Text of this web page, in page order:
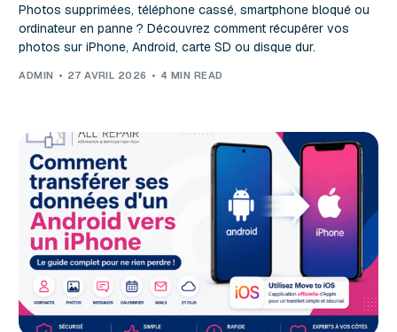
Photos supprimées, téléphone cassé, smartphone bloqué ou
ordinateur en panne ? Découvrez comment récupérer vos
photos sur iPhone, Android, carte SD ou disque dur.
ADMIN 27 AVRIL 2026 4 MIN READ